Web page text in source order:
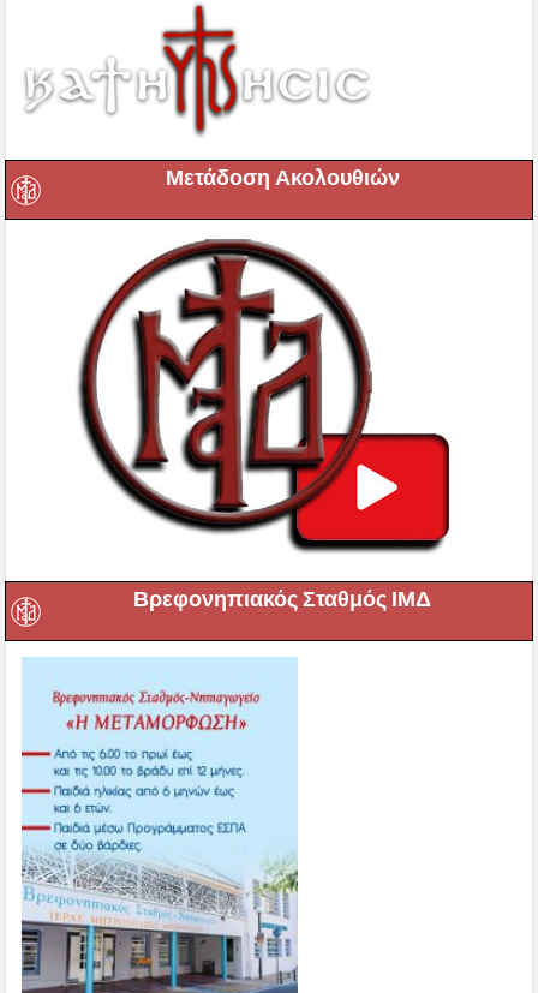
Μετάδοση Ακολουθιών
Βρεφονηπιακός Σταθμός ΙΜΔ